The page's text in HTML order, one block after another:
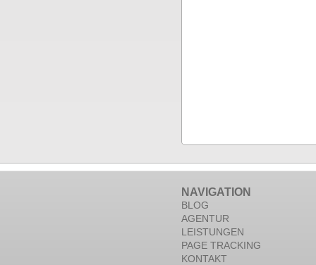
NAVIGATION
BLOG
AGENTUR
LEISTUNGEN
PAGE TRACKING
KONTAKT